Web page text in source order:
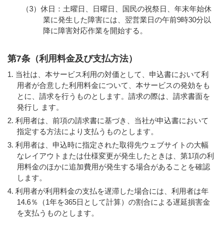
（3）休日：土曜日、日曜日、国民の祝祭日、年末年始休
業に発生した障害には、翌営業日の午前9時30分以
降に障害対応作業を開始する。
第7条（利用料金及び支払方法）
当社は、本サービス利用の対価として、申込書において利
用者が合意した利用料金について、本サービスの発効をも
とに、請求を行うものとします。請求の際は、請求書面を
発行し ます。
利用者は、前項の請求書に基づき、当社が申込書において
指定する方法により支払うものとします。
利用者は、申込時に指定された取得先ウェブサイトの大幅
なレイアウトまたは仕様変更が発生したときは、第1項の利
用料金のほかに追加費用が発生する場合があることを確認
します。
利用者が利用料金の支払を遅滞した場合には、利用者は年
14.6％（1年を365日として計算）の割合による遅延損害金
を支払うものとします。